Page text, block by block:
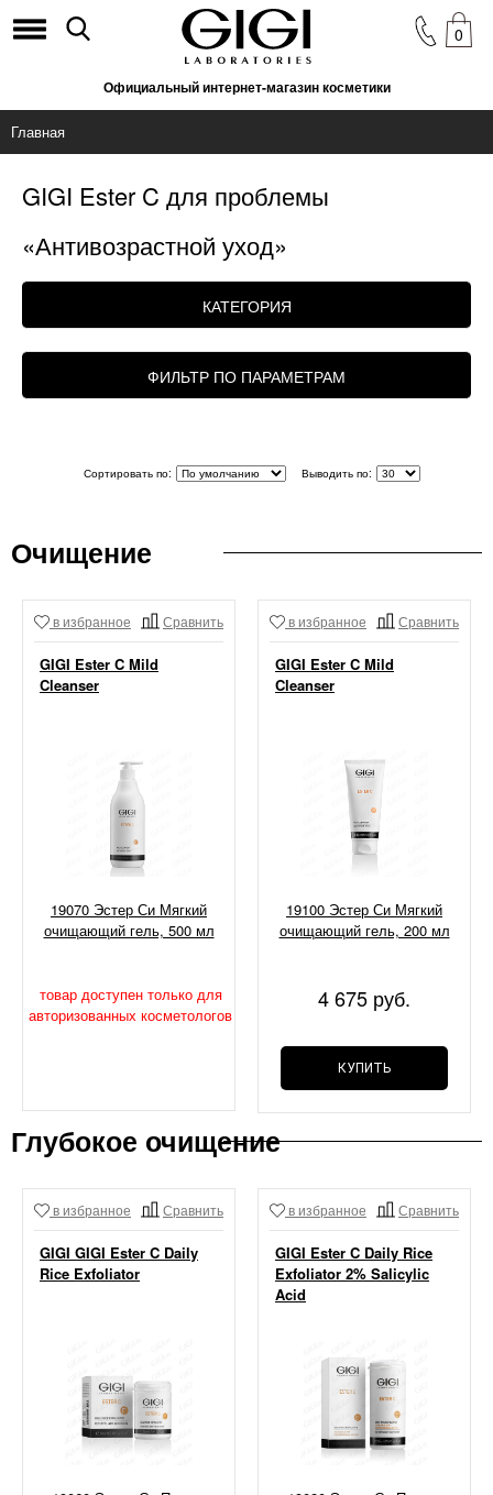
Официальный интернет-магазин косметики
0
Главная
КАТЕГОРИЯ
ФИЛЬТР ПО ПАРАМЕТРАМ
GIGI Ester C для проблемы
«Антивозрастной уход»
Сортировать по: Выводить по:
Очищение
в избранное Сравнить
GIGI Ester C Mild
Cleanser
19070 Эстер Си Мягкий
очищающий гель, 500 мл
товар доступен только для
авторизованных косметологов
в избранное Сравнить
GIGI Ester C Mild
Cleanser
19100 Эстер Си Мягкий
очищающий гель, 200 мл
4 675 руб.
КУПИТЬ
Глубокое очищение
в избранное Сравнить
GIGI GIGI Ester C Daily
Rice Exfoliator
в избранное Сравнить
GIGI Ester C Daily Rice
Exfoliator 2% Salicylic
Acid